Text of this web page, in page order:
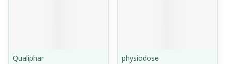
Qualiphar
physiodose